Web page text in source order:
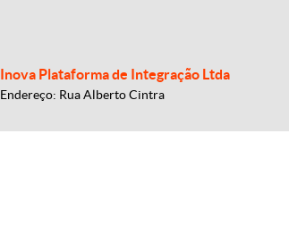
Inova Plataforma de Integração Ltda
Endereço: Rua Alberto Cintra